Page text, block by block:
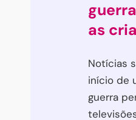
as
Notícias
início de
guerra